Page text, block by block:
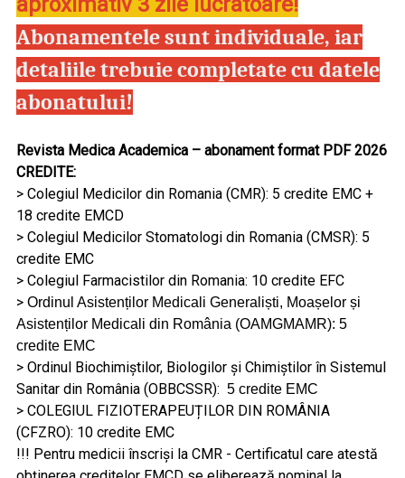
Abonamentele sunt individuale, iar
detaliile trebuie completate cu datele
abonatului!
Revista Medica Academica – abonament format PDF 2026
CREDITE:
> Colegiul Medicilor din Romania (CMR): 5 credite EMC +
18 credite EMCD
> Colegiul Medicilor Stomatologi din Romania (CMSR): 5
credite EMC
> Colegiul Farmacistilor din Romania: 10 credite EFC
> Ordinul Asistenților Medicali Generaliști, Moașelor și
Asistenților Medicali din România (OAMGMAMR): 5
credite EMC
> Ordinul Biochimiștilor, Biologilor și Chimiștilor în Sistemul
Sanitar din România (OBBCSSR): 5 credite EMC
> COLEGIUL FIZIOTERAPEUȚILOR DIN ROMÂNIA
(CFZRO): 10 credite EMC
!!! Pentru medicii înscriși la CMR - Certificatul care atestă